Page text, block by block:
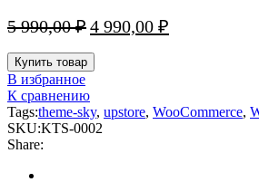
5 990,00₽ Первоначальная
цена
составляла
5
4 990,00 ₽
цена:
Купить товар
В избранное
К сравнению
Tags:theme-sky, upstore, WooCommerce,
SKU:KTS-0002
Share: